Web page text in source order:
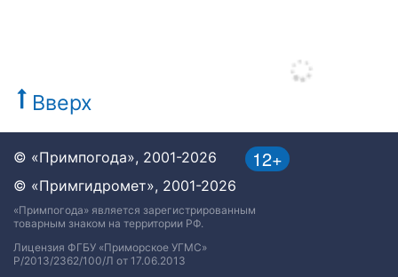
Вверх
12+
© «Примпогода», 2001-2026
© «Примгидромет», 2001-2026
«Примпогода» является зарегистрированным
товарным знаком на территории РФ.
Лицензия ФГБУ «Приморское УГМС»
Р/2013/2362/100/Л от 17.06.2013